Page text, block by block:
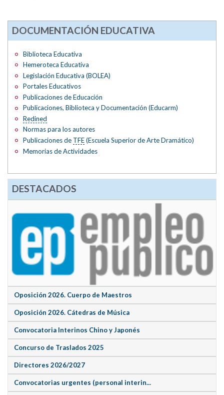
DOCUMENTACIÓN EDUCATIVA
Biblioteca Educativa
Hemeroteca Educativa
Legislación Educativa (BOLEA)
Portales Educativos
Publicaciones de Educación
Publicaciones, Biblioteca y Documentación (Educarm)
Redined
Normas para los autores
Publicaciones de TFE(Escuela Superior de Arte Dramático)
Memorias de Actividades
DESTACADOS
Oposición 2026. Cuerpo de Maestros
Oposición 2026. Cátedras de Música
Convocatoria Interinos Chino y Japonés
Concurso de Traslados 2025
Directores 2026/2027
Convocatorias urgentes (personal interin...